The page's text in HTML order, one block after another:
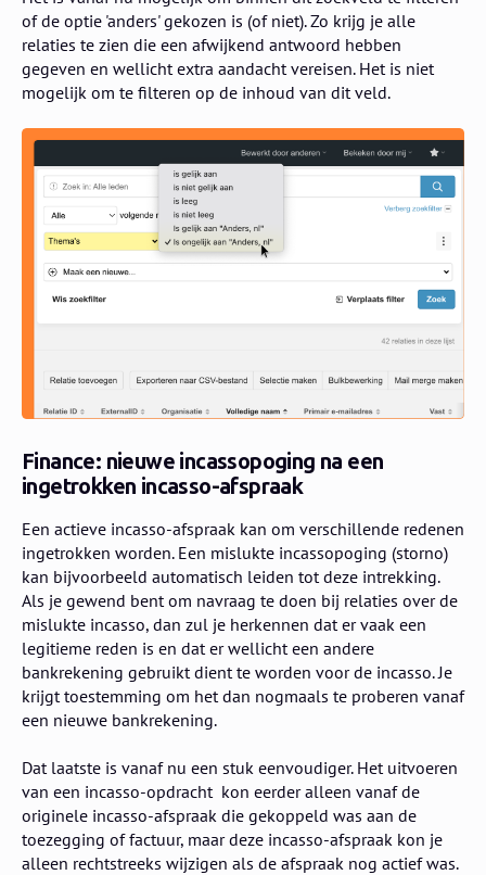
of de optie 'anders' gekozen is (of niet). Zo krijg je alle
relaties te zien die een afwijkend antwoord hebben
gegeven en wellicht extra aandacht vereisen. Het is niet
mogelijk om te filteren op de inhoud van dit veld.
Finance: nieuwe incassopoging na een
ingetrokken incasso-afspraak
Een actieve incasso-afspraak kan om verschillende redenen
ingetrokken worden. Een mislukte incassopoging (storno)
kan bijvoorbeeld automatisch leiden tot deze intrekking.
Als je gewend bent om navraag te doen bij relaties over de
mislukte incasso, dan zul je herkennen dat er vaak een
legitieme reden is en dat er wellicht een andere
bankrekening gebruikt dient te worden voor de incasso. Je
krijgt toestemming om het dan nogmaals te proberen vanaf
een nieuwe bankrekening.
Dat laatste is vanaf nu een stuk eenvoudiger. Het uitvoeren
van een incasso-opdracht kon eerder alleen vanaf de
originele incasso-afspraak die gekoppeld was aan de
toezegging of factuur, maar deze incasso-afspraak kon je
alleen rechtstreeks wijzigen als de afspraak nog actief was.